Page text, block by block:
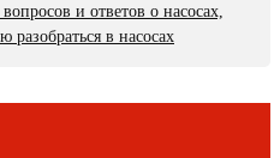
и ответов о насосах,
разобраться в насосах